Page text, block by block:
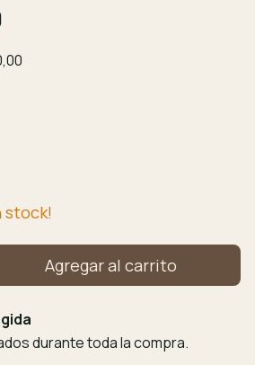
stock!
durante toda la compra.